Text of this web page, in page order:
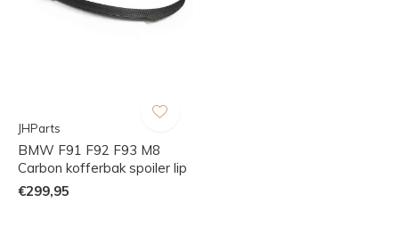
JHParts
BMW F91 F92 F93 M8
Carbon kofferbak spoiler lip
€299,95